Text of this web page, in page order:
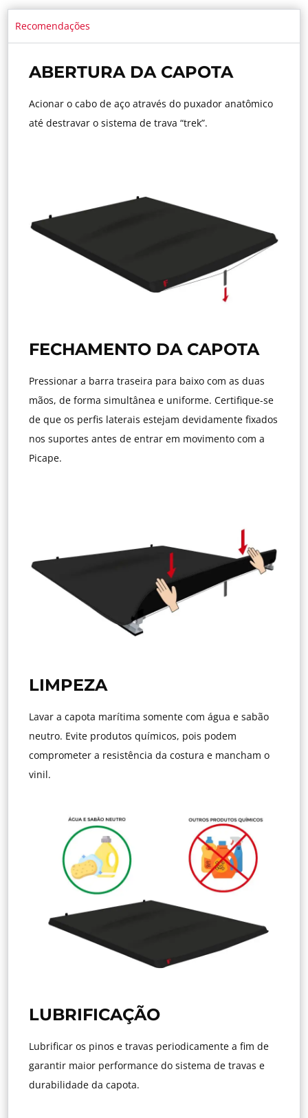
Recomendações
ABERTURA DA CAPOTA
Acionar o cabo de aço através do puxador anatômico
até destravar o sistema de trava “trek”.
FECHAMENTO DA CAPOTA
Pressionar a barra traseira para baixo com as duas
mãos, de forma simultânea e uniforme. Certifique-se
de que os perfis laterais estejam devidamente fixados
nos suportes antes de entrar em movimento com a
Picape.
LIMPEZA
Lavar a capota marítima somente com água e sabão
neutro. Evite produtos químicos, pois podem
comprometer a resistência da costura e mancham o
vinil.
LUBRIFICAÇÃO
Lubrificar os pinos e travas periodicamente a fim de
garantir maior performance do sistema de travas e
durabilidade da capota.